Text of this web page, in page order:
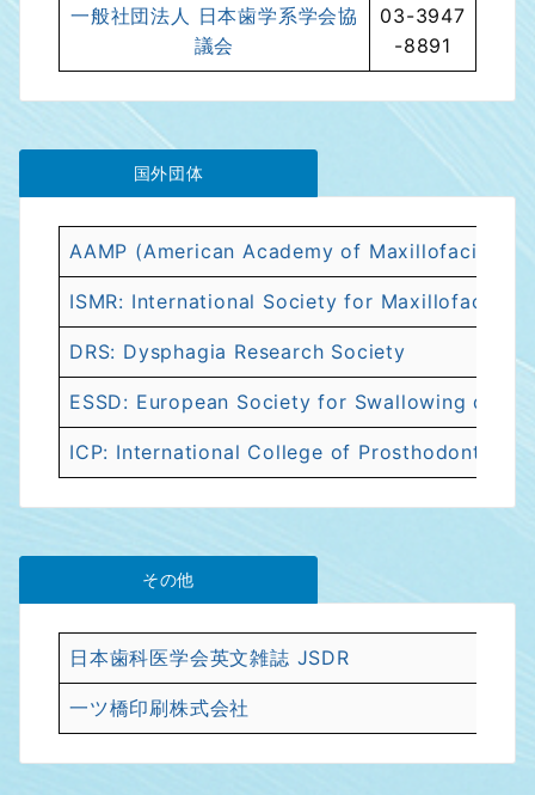
一般社団法人 日本歯学系学会協
議会
03-3947
-8891
国外団体
AAMP (American Academy of Maxillofacial
ISMR: International Society for Maxillofacial
DRS: Dysphagia Research Society
ESSD: European Society for Swallowing
ICP: International College of Prosthodontists
その他
日本歯科医学会英文雑誌 JSDR
一ツ橋印刷株式会社